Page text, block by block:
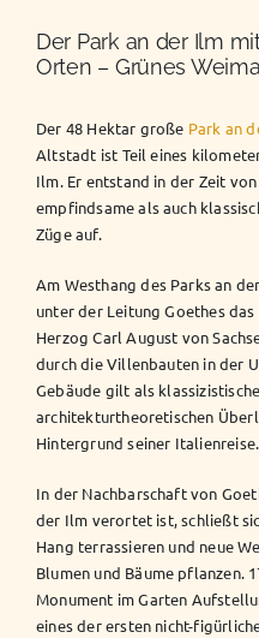
Der Park an der Ilm
Orten – Grünes
Der 48 Hektar große Park an
Altstadt ist Teil eines
Ilm. Er entstand in der Zeit
empfindsame als auch
Züge auf.
Am Westhang des Parks an
unter der Leitung Goethes
Herzog Carl August von
durch die Villenbauten in der
Gebäude gilt als
architekturtheoretischen
Hintergrund seiner Italienreise.
In der Nachbarschaft von
der Ilm verortet ist, schließt
Hang terrassieren und neue
Blumen und Bäume pflanzen.
Monument im Garten
eines der ersten nicht-